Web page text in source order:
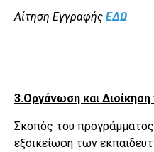
Αίτηση Εγγραφής ΕΔΩ
3.Οργάνωση και
Σκοπός του προγράμματος
εξοικείωση των